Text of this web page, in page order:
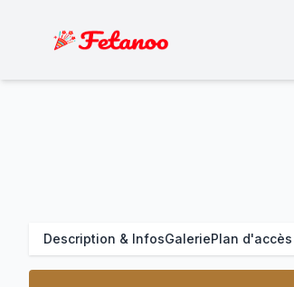
Description & InfosGaleriePlan d'accès